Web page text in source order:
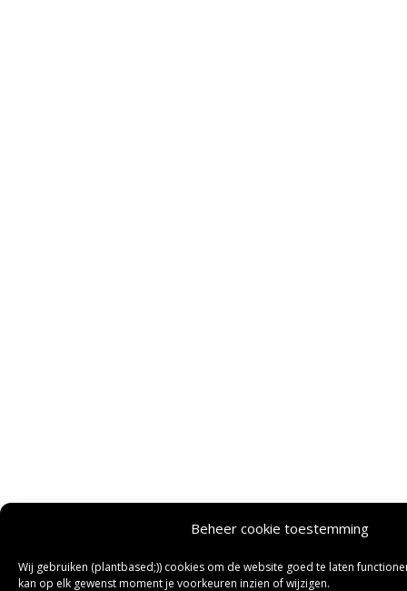
Beheer cookie toestemming
Wij gebruiken (plantbased;)) cookies om de website goed te laten
kan op elk gewenst moment je voorkeuren inzien of wijzigen.